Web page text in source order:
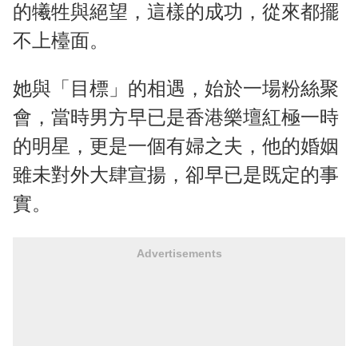
的犧牲與絕望，這樣的成功，從來都擺
不上檯面。
她與「目標」的相遇，始於一場粉絲聚
會，當時男方早已是香港樂壇紅極一時
的明星，更是一個有婦之夫，他的婚姻
雖未對外大肆宣揚，卻早已是既定的事
實。
Advertisements